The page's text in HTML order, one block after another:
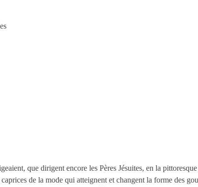
que dirigent encore les Pères Jésuites, en la
de la mode qui atteignent et changent la forme des